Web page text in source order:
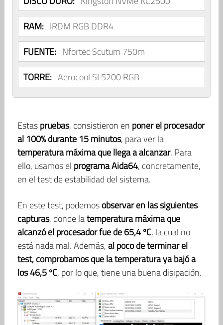
RAM: IRDM RGB DDR4
FUENTE: Nfortec Scutum 750m
TORRE: Aerocool SI 5200 RGB
Estaspruebas, consistieron en poner el procesador
al 100% durante 15 minutos, para ver la
temperatura máxima que llega a alcanzar. Para
ello, usamos el programa Aida64, concretamente,
en el test de estabilidad del sistema.
En este test, podemosobservar en las siguientes
capturas, donde latemperatura máxima que
alcanzó el procesador fue de 65,4 ºC, la cual no
está nada mal. Además,al poco de terminar el
test, comprobamos que la temperatura ya bajó a
los 46,5 ºC, por lo que, tiene una buena disipación.